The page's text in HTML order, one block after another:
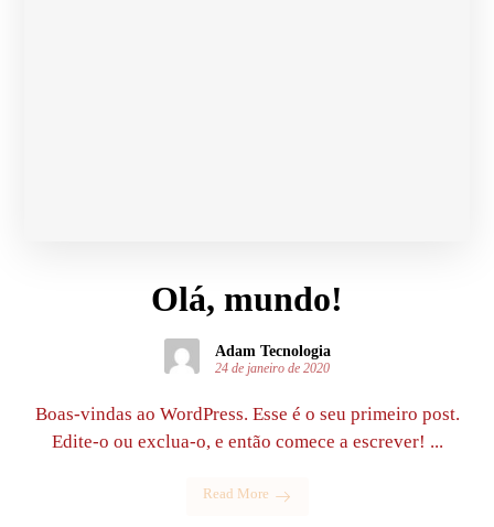
Olá, mundo!
Adam Tecnologia
24 de janeiro de 2020
Boas-vindas ao WordPress. Esse é o seu primeiro post.
Edite-o ou exclua-o, e então comece a escrever! ...
Read More